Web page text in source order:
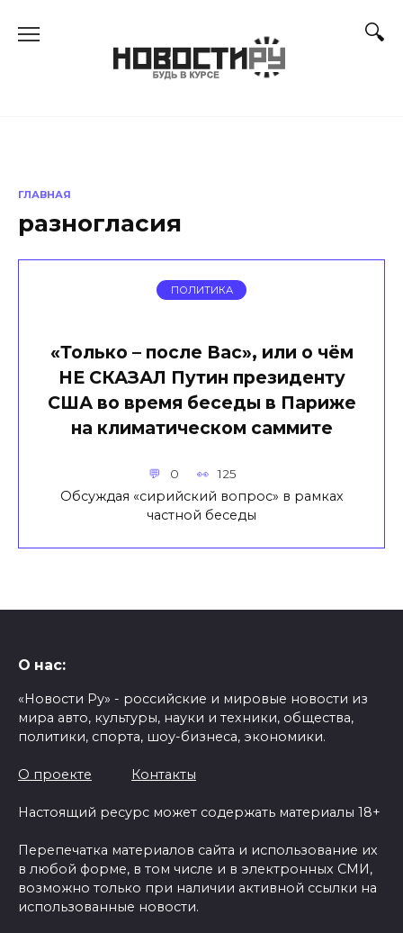
ГЛАВНАЯ
разногласия
ПОЛИТИКА
«Только – после Вас», или о чём
НЕ СКАЗАЛ Путин президенту
США во время беседы в Париже
на климатическом саммите
0 125
Обсуждая «сирийский вопрос» в рамках
частной беседы
О нас:
«Новости Ру» - российские и мировые новости из
мира авто, культуры, науки и техники, общества,
политики, спорта, шоу-бизнеса, экономики.
О проекте Контакты
Настоящий ресурс может содержать материалы 18+
Перепечатка материалов сайта и использование их
в любой форме, в том числе и в электронных СМИ,
возможно только при наличии активной ссылки на
использованные новости.